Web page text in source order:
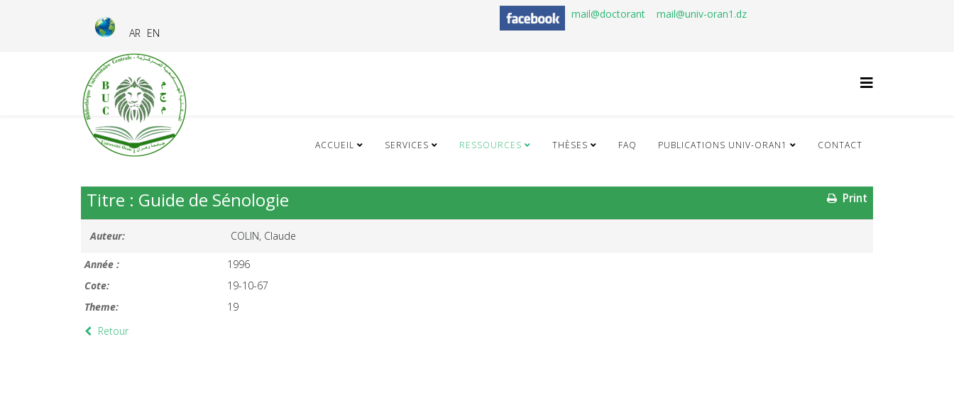
AR EN
mail@doctorant mail@univ-oran1.dz
ACCUEIL SERVICES RESSOURCES THÈSES FAQ PUBLICATIONS UNIV-ORAN1 CONTACT
Print
Titre : Guide de Sénologie
Auteur: COLIN, Claude
Année :
1996
Cote:
19-10-67
Theme:
19
Retour